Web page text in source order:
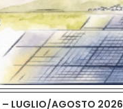
– LUGLIO/AGOSTO 2026